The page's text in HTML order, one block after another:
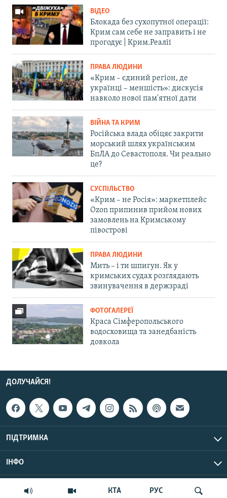
КТА РУС
ВІДЕО
Блокада без сухопутної операції:
Крим сам себе не заправить і не
прогодує | Крим.Реалії
ПРАВА ЛЮДИНИ
«Крим – єдиний регіон, де
українці – меншість»: дискусія
навколо нової пам'ятної дати
ВІЙНА ТА КРИМ
Російська влада обіцяє закрити
морський шлях українським
БпЛА до Севастополя. Чи реально
це?
СУСПІЛЬСТВО
«Крим – не Росія»: маркетплейс
Ozon припинив прийом нових
замовлень на Кримському
півострові
ПРАВА ЛЮДИНИ
Мить – і ти шпигун. Як у
кримських судах розглядають
звинувачення в держзраді
ФОТОГАЛЕРЕЇ
Краса Сімферопольського
водосховища та занедбаність
довкола
ДОЛУЧАЙСЯ!
ПІДТРИМКА
ІНФО
© Крим.Реалії, 2026 | Усі права застережено.